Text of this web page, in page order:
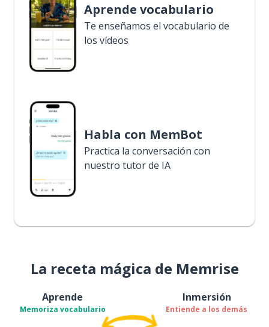
Aprende vocabulario
Te enseñamos el vocabulario de
los vídeos
Habla con MemBot
Practica la conversación con
nuestro tutor de IA
La receta mágica de Memrise
Aprende
Memoriza vocabulario
Inmersión
Entiende a los demás